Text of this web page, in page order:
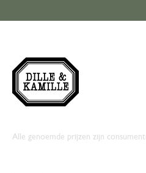
Alle genoemde prijzen zijn